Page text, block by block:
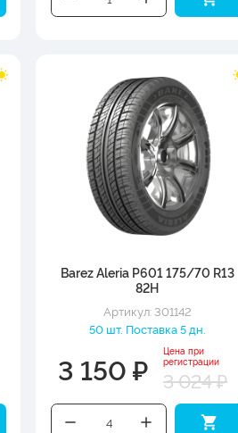
Barez Aleria P601 175/70 R13
82H
Артикул: 301142
50 шт. Поставка 5 дн.
3 150 ₽
Цена при
регистрации
3 024 ₽